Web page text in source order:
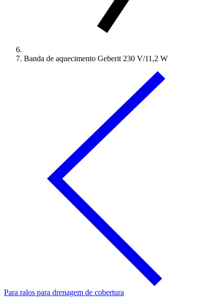
Banda de aquecimento Geberit 230 V/11,2 W
Para ralos para drenagem de cobertura